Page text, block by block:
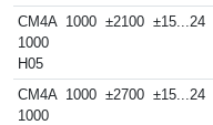
CM4A
1000
H05
1000 ±2100 ±15...24
CM4A
1000
1000 ±2700 ±15...24